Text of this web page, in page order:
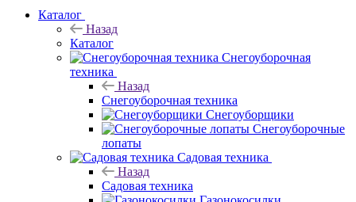
Каталог
Назад
Каталог
Снегоуборочная
техника
Назад
Снегоуборочная техника
Снегоуборщики
Снегоуборочные
лопаты
Садовая техника
Назад
Садовая техника